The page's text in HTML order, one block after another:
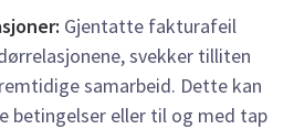
Gjentatte fakturafeil
svekker tilliten
samarbeid. Dette kan
betingelser eller til og med tap